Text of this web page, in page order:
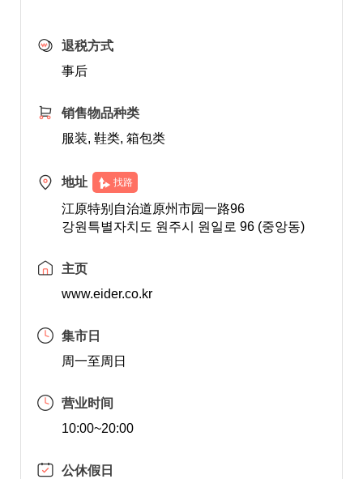
退税方式
事后
销售物品种类
服装, 鞋类, 箱包类
地址 找路
江原特别自治道原州市园一路96
강원특별자치도 원주시 원일로 96 (중앙동)
主页
www.eider.co.kr
集市日
周一至周日
营业时间
10:00~20:00
公休假日